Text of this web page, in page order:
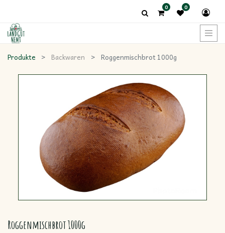
0 0
Produkte Backwaren Roggenmischbrot 1000g
Roggenmischbrot 1000g